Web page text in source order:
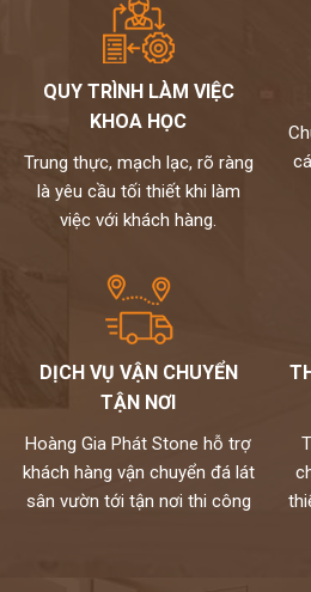
Hãy lựa chọn những thương hiệu đã
sang nước ngoài, đặc biệt là các
Với hơn 20 năm kinh nghiệm trong lĩnh
đá tự nhiên, đá nhân tạo. Kho hoàng
Kho hoàng gia phát xứng đáng là địa
nhất Việt Nam mà bạn nên lựa chọn.
Để có thể tìm hiểu kỹ hơn và nhận
kinh danh theo số Hotline 0972101656
QUY TRÌNH LÀM VIỆC
KHOA HỌC
Trung thực, mạch lạc, rõ ràng
là yêu cầu tối thiết khi làm
việc với khách hàng.
DỊCH VỤ VẬN CHUYỂN
TẬN NƠI
Hoàng Gia Phát Stone hỗ trợ
khách hàng vận chuyển đá lát
sân vườn tới tận nơi thi công